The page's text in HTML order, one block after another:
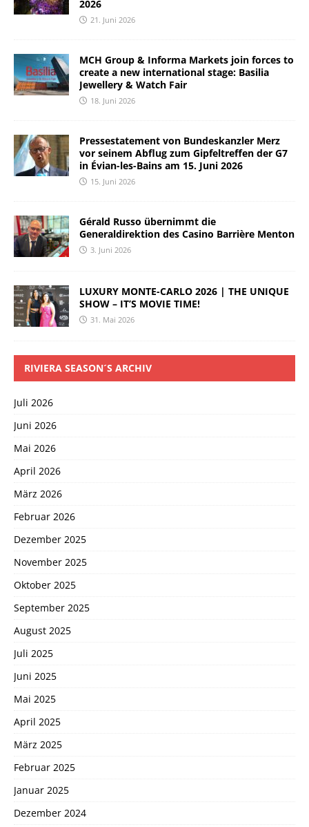
2026
21. Juni 2026
MCH Group & Informa Markets join forces to
create a new international stage: Basilia
Jewellery & Watch Fair
18. Juni 2026
Pressestatement von Bundeskanzler Merz
vor seinem Abflug zum Gipfeltreffen der G7
in Évian-les-Bains am 15. Juni 2026
15. Juni 2026
Gérald Russo übernimmt die
Generaldirektion des Casino Barrière Menton
3. Juni 2026
LUXURY MONTE-CARLO 2026 | THE UNIQUE
SHOW – IT’S MOVIE TIME!
31. Mai 2026
RIVIERA SEASON´S ARCHIV
Juli 2026
Juni 2026
Mai 2026
April 2026
März 2026
Februar 2026
Dezember 2025
November 2025
Oktober 2025
September 2025
August 2025
Juli 2025
Juni 2025
Mai 2025
April 2025
März 2025
Februar 2025
Januar 2025
Dezember 2024